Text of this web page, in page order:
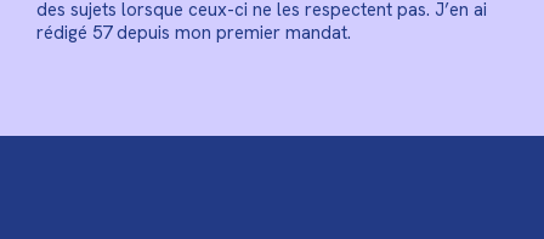
des sujets lorsque ceux-ci ne les respectent pas. J’en ai
rédigé 57 depuis mon premier mandat.